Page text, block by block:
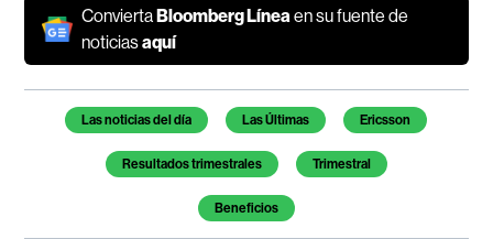
ConviertaBloomberg Línea en su fuente de
noticiasaquí
Temas de este artículo
Las noticias del día Las Últimas Ericsson
Resultados trimestrales Trimestral
Beneficios